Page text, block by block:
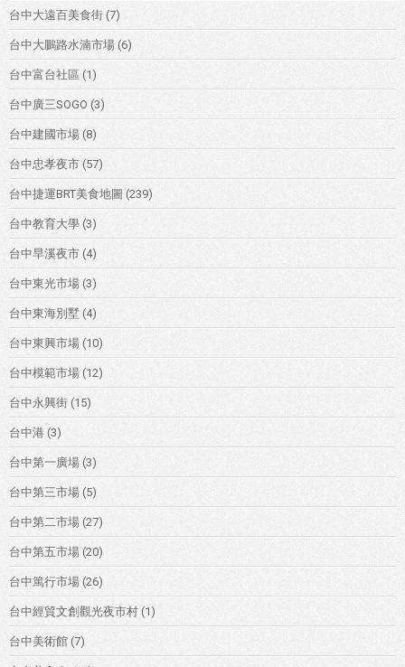
台中大遠百美食街 (7)
台中大鵬路水湳市場 (6)
台中富台社區 (1)
台中廣三SOGO (3)
台中建國市場 (8)
台中忠孝夜市 (57)
台中捷運BRT美食地圖 (239)
台中教育大學 (3)
台中旱溪夜市 (4)
台中東光市場 (3)
台中東海別墅 (4)
台中東興市場 (10)
台中模範市場 (12)
台中永興街 (15)
台中港 (3)
台中第一廣場 (3)
台中第三市場 (5)
台中第二市場 (27)
台中第五市場 (20)
台中篤行市場 (26)
台中經貿文創觀光夜市村 (1)
台中美術館 (7)